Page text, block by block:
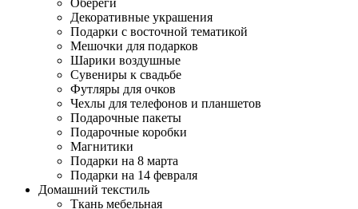
Обереги
Декоративные украшения
Подарки с восточной тематикой
Мешочки для подарков
Шарики воздушные
Сувениры к свадьбе
Футляры для очков
Чехлы для телефонов и планшетов
Подарочные пакеты
Подарочные коробки
Магнитики
Подарки на 8 марта
Подарки на 14 февраля
Домашний текстиль
Ткань мебельная